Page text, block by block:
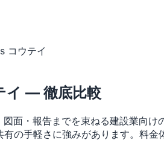
コウテイ
イ — 徹底比較
面・報告までを束ねる建設業向
の手軽さに強みがあります。料